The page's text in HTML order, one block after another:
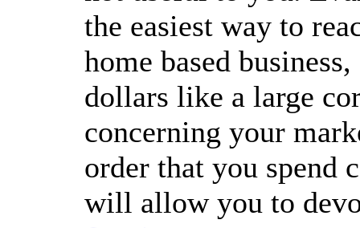
the easiest way to
home based
dollars like a large
concerning your
order that you spend
will allow you to